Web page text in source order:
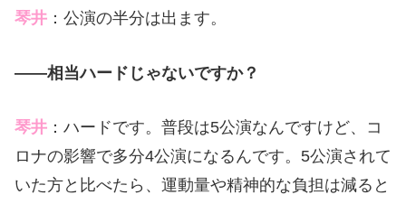
琴井 ：公演の半分は出ます。
――相当ハードじゃないですか？
琴井 ：ハードです。普段は5公演なんですけど、コ
ロナの影響で多分4公演になるんです。5公演されて
いた方と比べたら、運動量や精神的な負担は減ると